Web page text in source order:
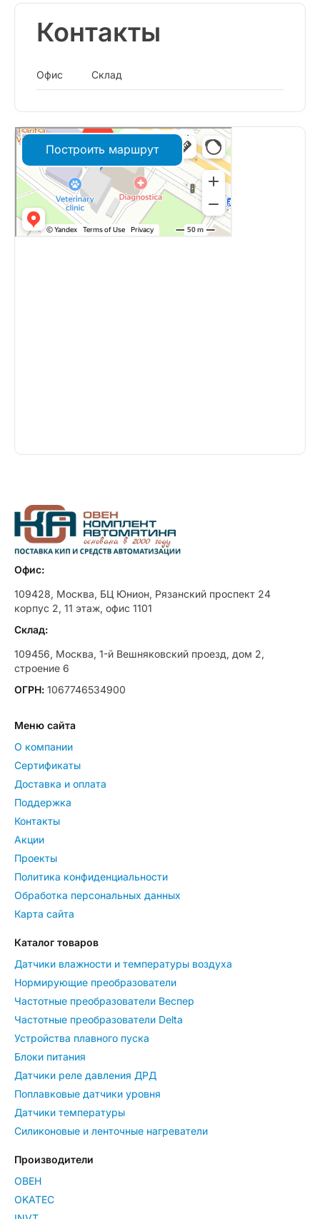
Контакты
Офис Склад
Построить маршрут
Офис:
109428, Москва, БЦ Юнион, Рязанский проспект 24
корпус 2, 11 этаж, офис 1101
Склад:
109456, Москва, 1-й Вешняковский проезд, дом 2,
строение 6
ОГРН: 1067746534900
Меню сайта
О компании
Сертификаты
Доставка и оплата
Поддержка
Контакты
Акции
Проекты
Политика конфиденциальности
Обработка персональных данных
Карта сайта
Каталог товаров
Датчики влажности и температуры воздуха
Нормирующие преобразователи
Частотные преобразователи Веспер
Частотные преобразователи Delta
Устройства плавного пуска
Блоки питания
Датчики реле давления ДРД
Поплавковые датчики уровня
Датчики температуры
Силиконовые и ленточные нагреватели
Производители
ОВЕН
OKATEC